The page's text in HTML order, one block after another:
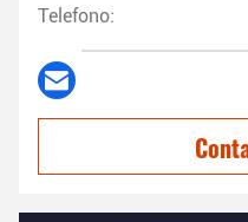
Telefono: